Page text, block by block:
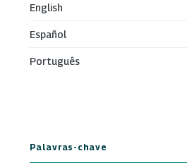
English
Español
Português
Palavras-chave